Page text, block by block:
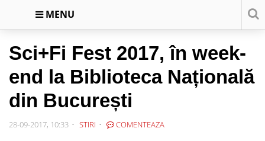
MENU
Sci+Fi Fest 2017, în week-
end la Biblioteca Națională
din București
28-09-2017, 10:33 STIRI COMENTEAZA